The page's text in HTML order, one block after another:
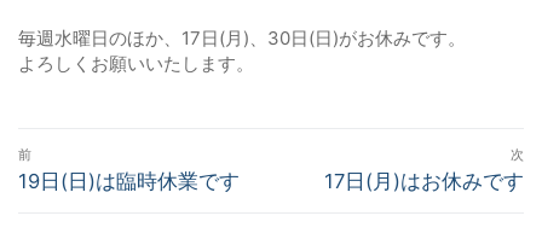
毎週水曜日のほか、17日(月)、30日(日)がお休みです。
よろしくお願いいたします。
投
稿
前
前
19日(日)は臨時休業です
次
次
17日(月)はお休みです